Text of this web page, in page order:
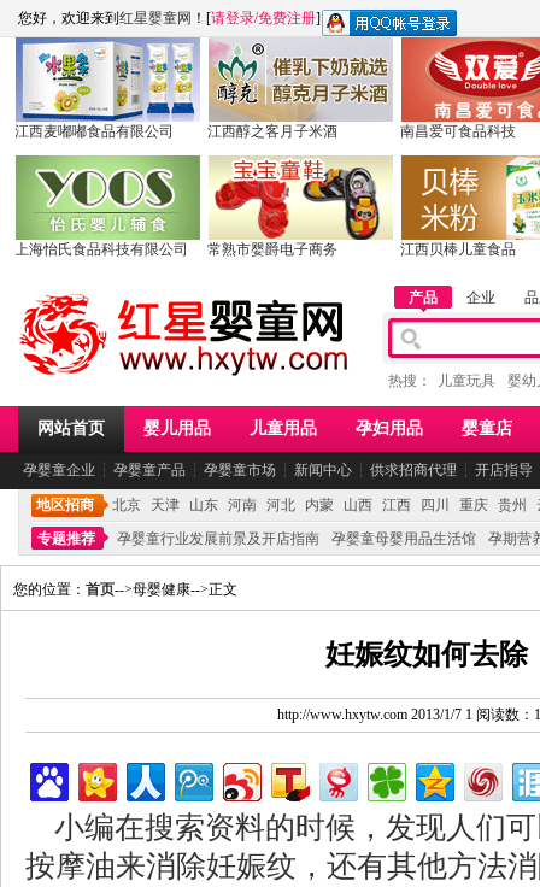
您好，欢迎来到 红星婴童网 ！[请登录/免费注册]
江西麦嘟嘟食品有限公司 江西醇之客月子米酒 南昌爱可食品科技
上海怡氏食品科技有限公司 常熟市婴爵电子商务 江西贝棒儿童食品
产品 企业
热搜： 儿童玩具 婴幼
网站首页 婴儿用品 儿童用品 孕妇用品 婴童店
孕婴童企业 ┆ 孕婴童产品 ┆ 孕婴童市场 ┆ 新闻中心 ┆ 供求招商代理 ┆ 开店指导
地区招商 北京 天津 山东 河南 河北 内蒙 山西 江西 四川 重庆 贵州
专题推荐
孕婴童行业发展前景及开店指南 孕婴童母婴用品生活馆 孕期营
您的位置： 首页-->母婴健康-->正文
妊娠纹如何去除
http://www.hxytw.com 2013/1/7 1 阅读数：
小编在搜索资料的时候，发现人们
按摩油来消除妊娠纹，还有其他方法